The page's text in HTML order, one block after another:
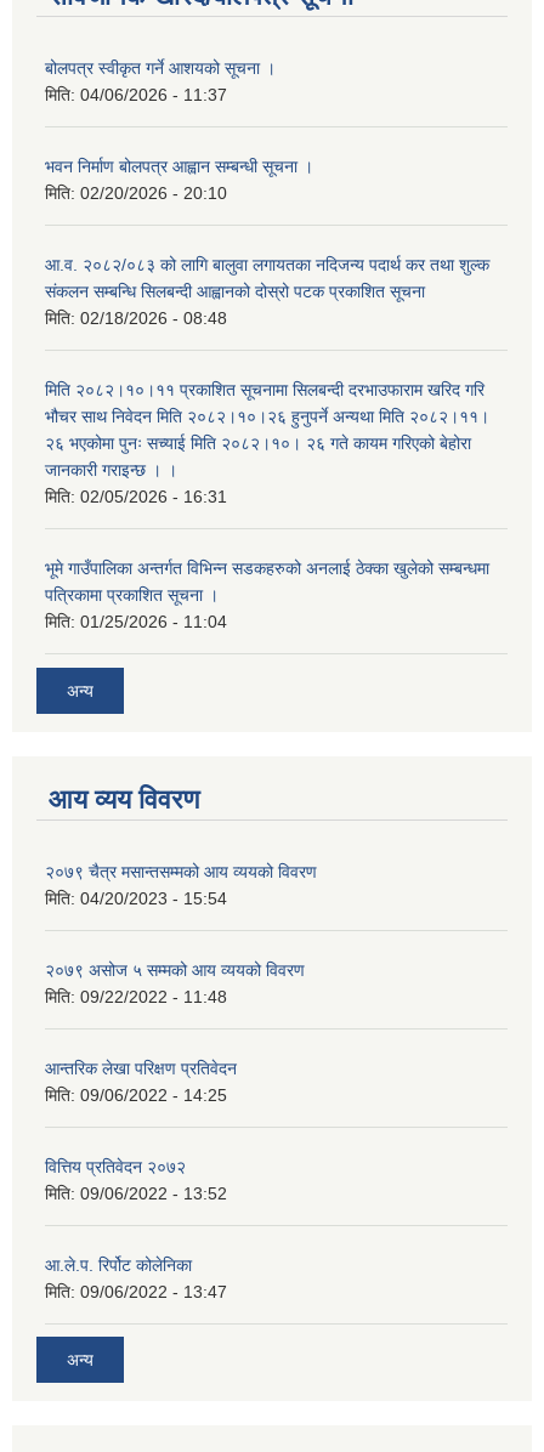
बोलपत्र स्वीकृत गर्ने आशयको सूचना ।
मिति: 04/06/2026 - 11:37
भवन निर्माण बोलपत्र आह्वान सम्बन्धी सूचना ।
मिति: 02/20/2026 - 20:10
आ.व. २०८२/०८३ को लागि बालुवा लगायतका नदिजन्य पदार्थ कर तथा शुल्क
संकलन सम्बन्धि सिलबन्दी आह्वानको दोस्रो पटक प्रकाशित सूचना
मिति: 02/18/2026 - 08:48
मिति २०८२।१०।११ प्रकाशित सूचनामा सिलबन्दी दरभाउफाराम खरिद गरि
भौचर साथ निवेदन मिति २०८२।१०।२६ हुनुपर्ने अन्यथा मिति २०८२।११।
२६ भएकोमा पुनः सच्याई मिति २०८२।१०। २६ गते कायम गरिएको बेहोरा
जानकारी गराइन्छ । ।
मिति: 02/05/2026 - 16:31
भूमे गाउँपालिका अन्तर्गत विभिन्न सडकहरुको अनलाई ठेक्का खुलेको सम्बन्धमा
पत्रिकामा प्रकाशित सूचना ।
मिति: 01/25/2026 - 11:04
अन्य
आय व्यय विवरण
२०७९ चैत्र मसान्तसम्मको आय व्ययको विवरण
मिति: 04/20/2023 - 15:54
२०७९ असोज ५ सम्मको आय व्ययको विवरण
मिति: 09/22/2022 - 11:48
आन्तरिक लेखा परिक्षण प्रतिवेदन
मिति: 09/06/2022 - 14:25
वित्तिय प्रतिवेदन २०७२
मिति: 09/06/2022 - 13:52
आ.ले.प. रिर्पोट कोलेनिका
मिति: 09/06/2022 - 13:47
अन्य